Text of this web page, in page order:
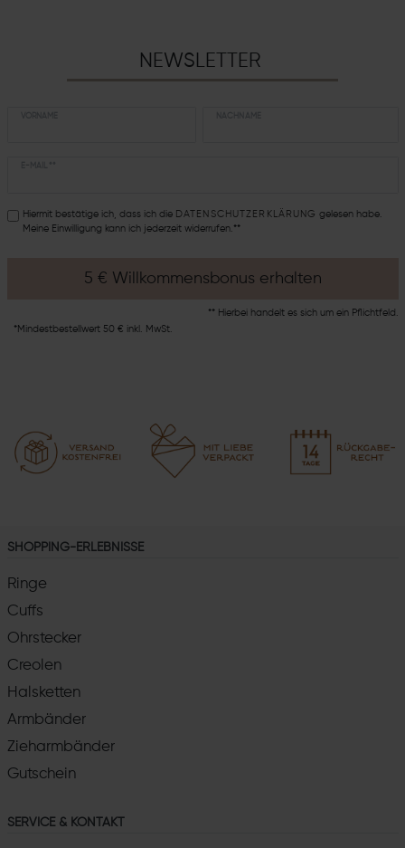
NEWSLETTER
Hiermit bestätige ich, dass ich die DATEN­SCHUTZ­ERKLÄRUNG gelesen habe.
Meine Einwilligung kann ich jederzeit widerrufen.**
5 € Willkommensbonus erhalten
** Hierbei handelt es sich um ein Pflichtfeld.
*Mindestbestellwert 50 € inkl. MwSt.
SHOPPING-ERLEBNISSE
Ringe
Cuffs
Ohrstecker
Creolen
Halsketten
Armbänder
Zieharmbänder
Gutschein
SERVICE & KONTAKT